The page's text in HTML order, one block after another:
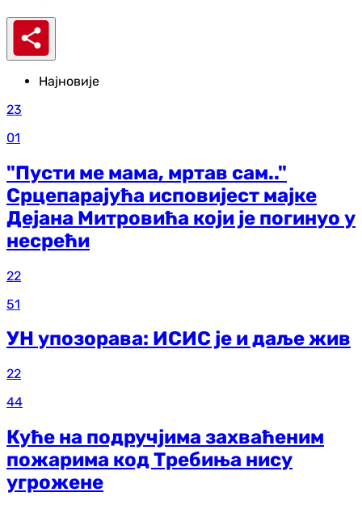
Најновије
23
01
"Пусти ме мама, мртав сам.."
Срцепарајућа исповијест мајке
Дејана Митровића који је погинуо у
несрећи
22
51
УН упозорава: ИСИС је и даље жив
22
44
Куће на подручјима захваћеним
пожарима код Требиња нису
угрожене